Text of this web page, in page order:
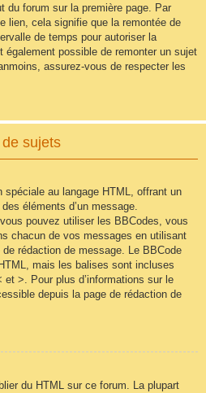
du forum sur la première page. Par
lien, cela signifie que la remontée de
de temps pour autoriser la
également possible de remonter un sujet
assurez-vous de respecter les
sujets
spéciale au langage HTML, offrant un
éléments d’un message.
pouvez utiliser les BBCodes, vous
chacun de vos messages en utilisant
de rédaction de message. Le BBCode
mais les balises sont incluses
>. Pour plus d’informations sur le
depuis la page de rédaction de
du HTML sur ce forum. La plupart